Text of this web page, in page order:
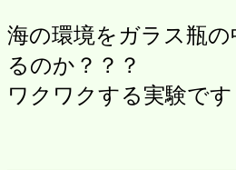
海の環境をガラス瓶
るのか？？？
ワクワクする実験です